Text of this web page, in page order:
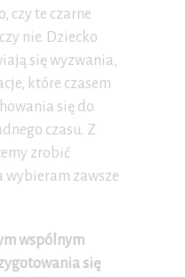
czy te czarne
nie. Dziecko
się wyzwania,
które czasem
się do
czasu. Z
zrobić
wybieram zawsze
wspólnym
się